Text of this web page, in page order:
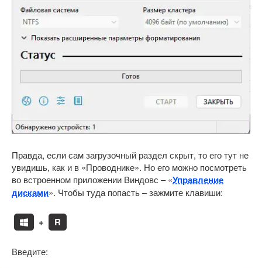
Правда, если сам загрузочный раздел скрыт, то его тут не
увидишь, как и в «Проводнике». Но его можно посмотреть
во встроенном приложении Виндовс – «Управление
дисками». Чтобы туда попасть – зажмите клавиши:
+ R
Введите: